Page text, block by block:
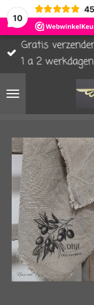
10
45
Gratis
1 a 2 werkdagen